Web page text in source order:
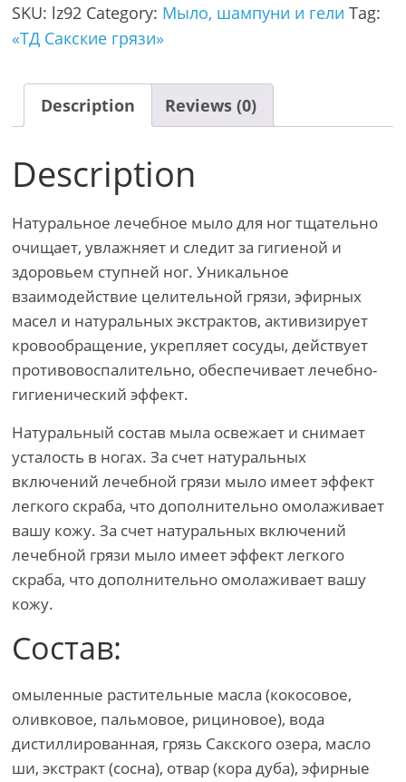
SKU: lz92 Category: Мыло, шампуни и гели Tag:
«ТД Сакские грязи»
Description Reviews (0)
Description
Натуральное лечебное мыло для ног тщательно
очищает, увлажняет и следит за гигиеной и
здоровьем ступней ног. Уникальное
взаимодействие целительной грязи, эфирных
масел и натуральных экстрактов, активизирует
кровообращение, укрепляет сосуды, действует
противовоспалительно, обеспечивает лечебно-
гигиенический эффект.
Натуральный состав мыла освежает и снимает
усталость в ногах. За счет натуральных
включений лечебной грязи мыло имеет эффект
легкого скраба, что дополнительно омолаживает
вашу кожу. За счет натуральных включений
лечебной грязи мыло имеет эффект легкого
скраба, что дополнительно омолаживает вашу
кожу.
Состав:
омыленные растительные масла (кокосовое,
оливковое, пальмовое, рициновое), вода
дистиллированная, грязь Сакского озера, масло
ши, экстракт (сосна), отвар (кора дуба), эфирные